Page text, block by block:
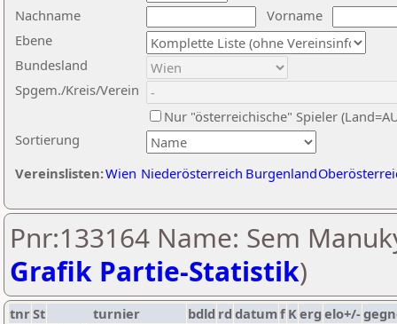
Nachname
Vorname
Ebene
Sortierung
Bundesland
Spgem./Kreis/Verein
Nur "österreichische" Spieler
Vereinslisten:Wien Niederösterreich Burgenland
Pnr:133164 Name: Sem
Grafik Partie-Statistik)
tnrSt turnier bdld rd datumf Kerg elo+/-